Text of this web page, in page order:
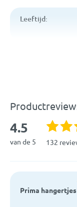
Leeftijd:
EAN:
Artikelcode:
4.5
van de 5 132
Prima hangertjes